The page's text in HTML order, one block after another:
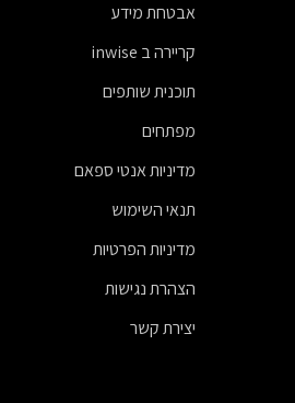
אבטחת מידע
קריירה ב inwise
תוכנית שותפים
מפתחים
מדיניות אנטי ספאם
תנאי השימוש
מדיניות הפרטיות
הצהרת נגישות
יצירת קשר